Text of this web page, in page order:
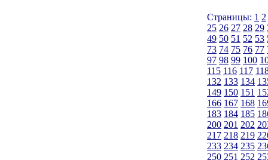
Страницы: 1 2
25 26 27 28 29
49 50 51 52 53
73 74 75 76 77
97 98 99 100
115 116 117
132 133 134
149 150 151
166 167 168
183 184 185
200 201 202
217 218 219
233 234 235
250 251 252